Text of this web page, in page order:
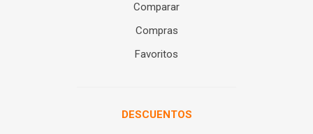
Comparar
Compras
Favoritos
DESCUENTOS